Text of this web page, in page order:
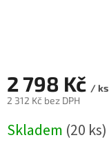
2 798 Kč / ks
2 312 Kč bez DPH
cena:
Skladem (20 ks)